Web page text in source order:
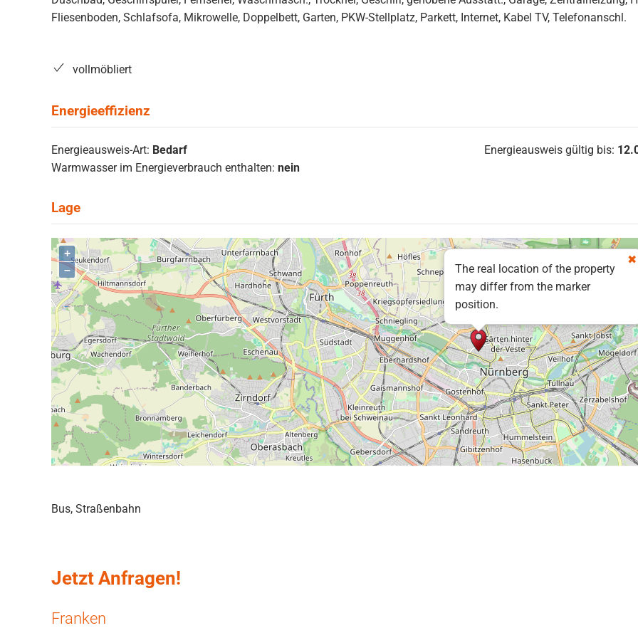
Fliesenboden, Schlafsofa, Mikrowelle, Doppelbett, Garten, PKW-Stellplatz, Parkett, Internet, Kabel TV, Telefonanschl.
vollmöbliert
Energieausweis-Art: Bedarf Energieausweis gültig bis:
Warmwasser im Energieverbrauch enthalten: nein
The real location of the property
may differ from the marker
position.
+
–
Bus, Straßenbahn
Jetzt Anfragen!
Franken